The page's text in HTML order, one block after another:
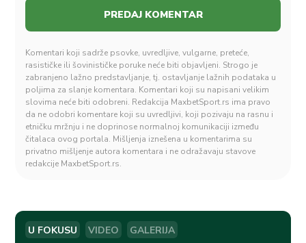
Komentari koji sadrže psovke, uvredljive, vulgarne, preteće,
rasističke ili šovinističke poruke neće biti objavljeni. Strogo je
zabranjeno lažno predstavljanje, tj. ostavljanje lažnih podataka u
poljima za slanje komentara. Komentari koji su napisani velikim
slovima neće biti odobreni. Redakcija MaxbetSport.rs ima pravo
da ne odobri komentare koji su uvredljivi, koji pozivaju na rasnu i
etničku mržnju i ne doprinose normalnoj komunikaciji između
čitalaca ovog portala. Mišljenja iznešena u komentarima su
privatno mišljenje autora komentara i ne odražavaju stavove
redakcije MaxbetSport.rs.
U FOKUSU VIDEO GALERIJA